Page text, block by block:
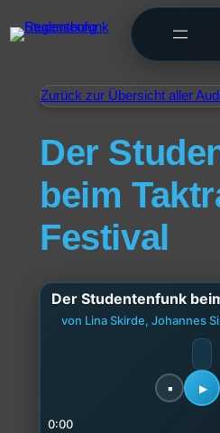
Zurück zur Übersicht aller
Der
beim
Festival
Der Studentenfunk
von Lina Skirde, Johannes
0:00